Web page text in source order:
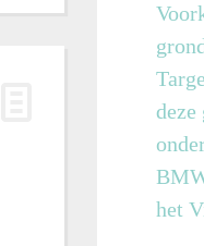
deze
het